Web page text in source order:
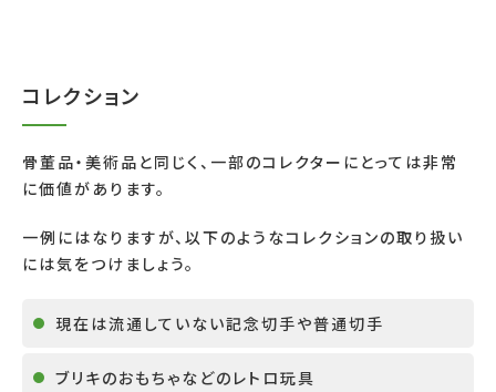
コレクション
骨董品・美術品と同じく、一部のコレクターにとっては非常
に価値があります。
一例にはなりますが、以下のようなコレクションの取り扱い
には気をつけましょう。
現在は流通していない記念切手や普通切手
ブリキのおもちゃなどのレトロ玩具